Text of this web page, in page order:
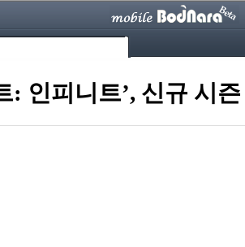
: 인피니트’, 신규 시